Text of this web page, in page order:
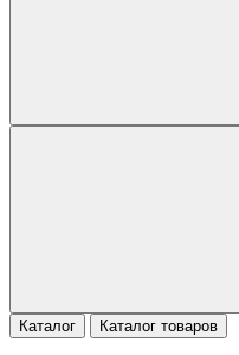
Каталог Каталог товаров